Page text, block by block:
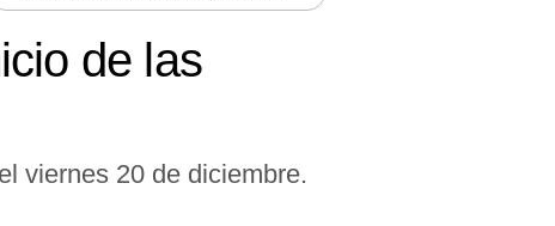
de las
viernes 20 de diciembre.